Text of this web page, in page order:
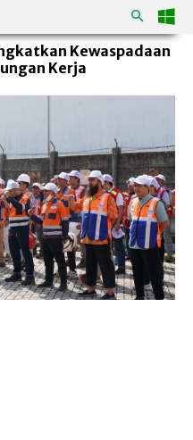
Kewaspadaan
Kerja